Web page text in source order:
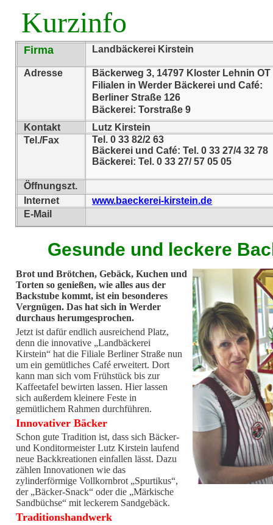
Brot und Brötchen, Gebäck, Kuchen und
Torten so genießen, wie alles aus der
Backstube kommt, ist ein besonderes
Vergnügen. Das hat sich in Werder
durchaus herumgesprochen.
Jetzt ist dafür endlich ausreichend Platz,
denn die innovative „Landbäckerei
Kirstein“ hat die Filiale Berliner Straße nun
um ein gemütliches Café erweitert. Dort
kann man sich vom Frühstück bis zur
Kaffeetafel bewirten lassen. Hier lassen
sich außerdem kleinere Feste in
gemütlichem Rahmen durchführen.
Innovativer Bäcker
Schon gute Tradition ist, dass sich Bäcker-
und Konditormeister Lutz Kirstein laufend
neue Backkreationen einfallen lässt. Dazu
zählen Innovationen wie das
zylinderförmige Vollkornbrot „Spurtikus“,
der „Bäcker-Snack“ oder die „Märkische
Sandbüchse“ mit leckerem Sandgebäck.
Traditionshandwerk
Gesunde und leckere
Kurzinfo
Firma Landbäckerei Kirstein
Adresse
Bäckerweg 3, 14797 Kloster Lehnin OT
Filialen in Werder Bäckerei und Café:
Berliner Straße 126
Bäckerei: Torstraße 9
Kontakt
Lutz Kirstein
Tel./Fax
Tel. 0 33 82/2 63
Bäckerei und Café: Tel. 0 33 27/4 32 78
Bäckerei: Tel. 0 33 27/ 57 05 05
Öffnungszt.
Internet
www.baeckerei-kirstein.de
E-Mail